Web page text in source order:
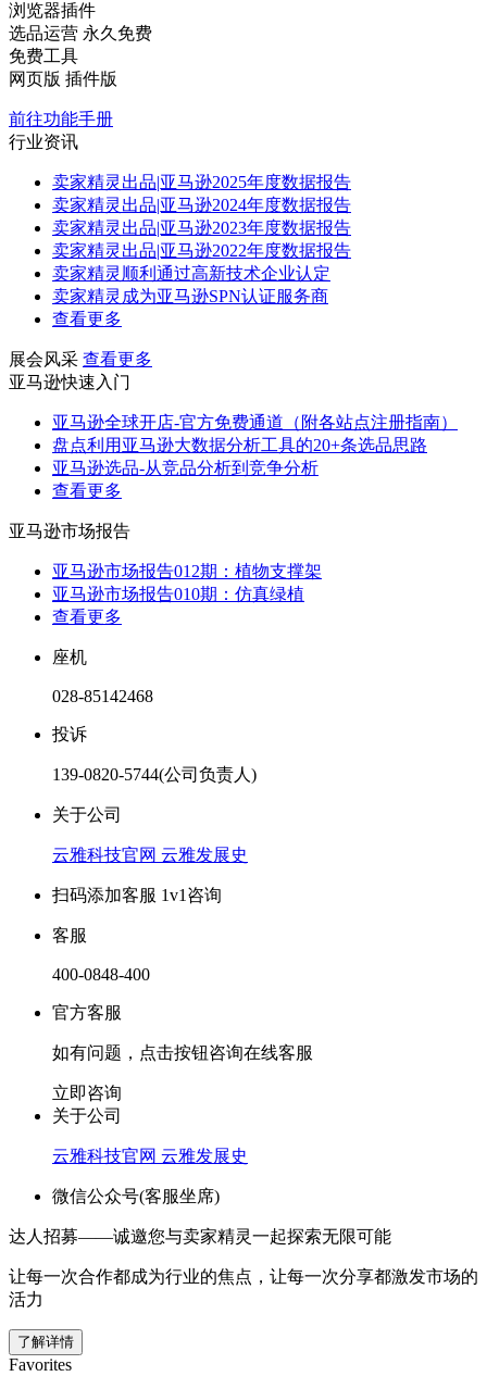
浏览器插件
选品运营 永久免费
免费工具
网页版 插件版
前往功能手册
行业资讯
卖家精灵出品|亚马逊2025年度数据报告
卖家精灵出品|亚马逊2024年度数据报告
卖家精灵出品|亚马逊2023年度数据报告
卖家精灵出品|亚马逊2022年度数据报告
卖家精灵顺利通过高新技术企业认定
卖家精灵成为亚马逊SPN认证服务商
查看更多
展会风采 查看更多
亚马逊快速入门
亚马逊全球开店-官方免费通道（附各站点注册指南）
盘点利用亚马逊大数据分析工具的20+条选品思路
亚马逊选品-从竞品分析到竞争分析
查看更多
亚马逊市场报告
亚马逊市场报告012期：植物支撑架
亚马逊市场报告010期：仿真绿植
查看更多
座机
028-85142468
投诉
139-0820-5744(公司负责人)
关于公司
云雅科技官网 云雅发展史
扫码添加客服 1v1咨询
客服
400-0848-400
官方客服
如有问题，点击按钮咨询在线客服
立即咨询
关于公司
云雅科技官网 云雅发展史
微信公众号(客服坐席)
达人招募——诚邀您与卖家精灵一起探索无限可能
让每一次合作都成为行业的焦点，让每一次分享都激发市场的
活力
了解详情
Favorites